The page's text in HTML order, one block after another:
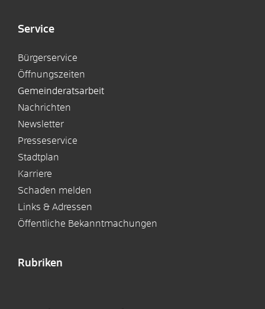
Service
Bürgerservice
Öffnungszeiten
Gemeinderatsarbeit
Nachrichten
Newsletter
Presseservice
Stadtplan
Karriere
Schaden melden
Links & Adressen
Öffentliche Bekanntmachungen
Rubriken